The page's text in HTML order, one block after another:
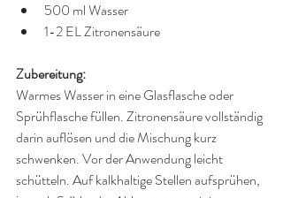
500 ml Wasser
1-2 EL Zitronensäure
Zubereitung:
Warmes Wasser in eine Glasflasche oder
Sprühflasche füllen. Zitronensäure vollständig
darin auflösen und die Mischung kurz
schwenken. Vor der Anwendung leicht
schütteln. Auf kalkhaltige Stellen aufsprühen,